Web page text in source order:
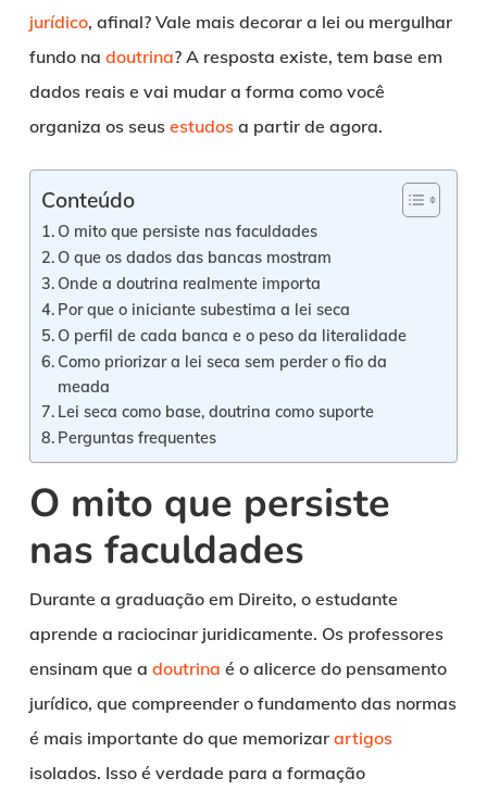
jurídico, afinal? Vale mais decorar a lei ou mergulhar
fundo na doutrina? A resposta existe, tem base em
dados reais e vai mudar a forma como você
organiza os seus estudosa partir de agora.
Conteúdo
O mito que persiste nas faculdades
O que os dados das bancas mostram
Onde a doutrina realmente importa
Por que o iniciante subestima a lei seca
O perfil de cada banca e o peso da literalidade
Como priorizar a lei seca sem perder o fio da
meada
Lei seca como base, doutrina como suporte
Perguntas frequentes
O mito que persiste
nas faculdades
Durante a graduação em Direito, o estudante
aprende a raciocinar juridicamente. Os professores
ensinam que a doutrina é o alicerce do pensamento
jurídico, que compreender o fundamento das normas
é mais importante do que memorizar artigos
isolados. Isso é verdade para a formação